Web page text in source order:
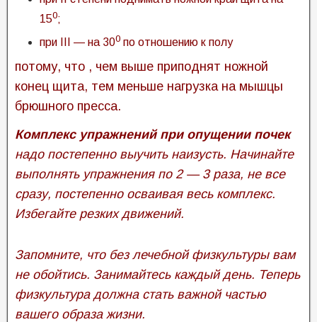
150;
при III — на 300 по отношению к полу
потому, что , чем выше приподнят ножной
конец щита, тем меньше нагрузка на мышцы
брюшного пресса.
Комплекс упражнений при опущении почек
надо постепенно выучить наизусть. Начинайте
выполнять упражнения по 2 — 3 раза, не все
сразу, постепенно осваивая весь комплекс.
Избегайте резких движений.
Запомните, что без лечебной физкультуры вам
не обойтись. Занимайтесь каждый день. Теперь
физкультура должна стать важной частью
вашего образа жизни.